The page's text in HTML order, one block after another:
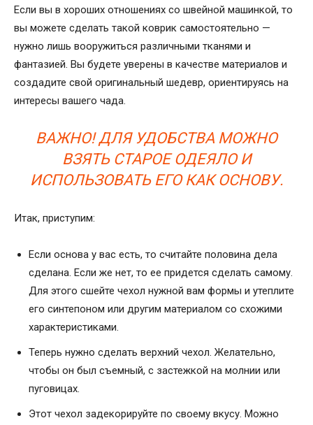
Если вы в хороших отношениях со швейной машинкой, то
вы можете сделать такой коврик самостоятельно —
нужно лишь вооружиться различными тканями и
фантазией. Вы будете уверены в качестве материалов и
создадите свой оригинальный шедевр, ориентируясь на
интересы вашего чада.
ВАЖНО! ДЛЯ УДОБСТВА МОЖНО
ВЗЯТЬ СТАРОЕ ОДЕЯЛО И
ИСПОЛЬЗОВАТЬ ЕГО КАК ОСНОВУ.
Итак, приступим:
Если основа у вас есть, то считайте половина дела
сделана. Если же нет, то ее придется сделать самому.
Для этого сшейте чехол нужной вам формы и утеплите
его синтепоном или другим материалом со схожими
характеристиками.
Теперь нужно сделать верхний чехол. Желательно,
чтобы он был съемный, с застежкой на молнии или
пуговицах.
Этот чехол задекорируйте по своему вкусу. Можно